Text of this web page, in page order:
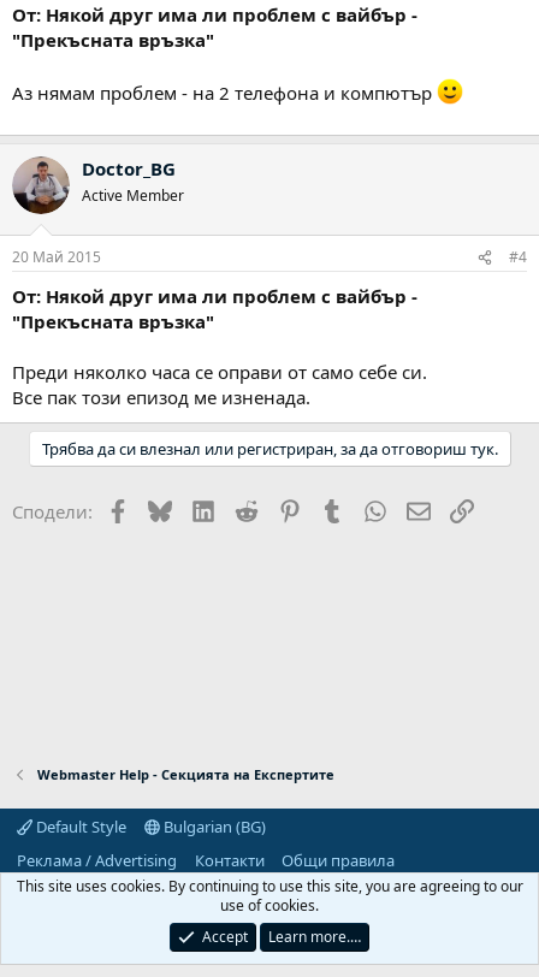
От: Някой друг има ли проблем с вайбър -
"Прекъсната връзка"
Аз нямам проблем - на 2 телефона и компютър
Doctor_BG
Active Member
20 Май 2015 #4
От: Някой друг има ли проблем с вайбър -
"Прекъсната връзка"
Преди няколко часа се оправи от само себе си.
Все пак този епизод ме изненада.
Трябва да си влезнал или регистриран, за да отговориш тук.
Сподели: Facebook
BlueskyLinkedIn
Reddit PinterestTumblr WhatsApp
EmailLink
Webmaster Help - Секцията на Експертите
Default Style
Bulgarian (BG)
Реклама / Advertising
Контакти
Общи правила
Декларация за поверителност
Помощ Начало
R
S
Predpriemach.com © 2006-2026. Hosting by:
This site uses cookies. By continuing to use this site, you are agreeing to our
use of cookies.
Accept
Learn more.…